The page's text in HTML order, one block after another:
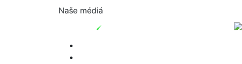
Naše médiá